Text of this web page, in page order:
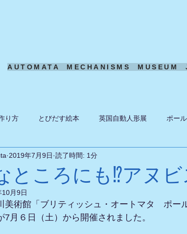
AUTOMATA MECHANISMS MUSEUM
り方 とびだす絵本 英国自動人形展 ポー
ドローン ある日の風景
ところにも⁉アヌ
2019年7月9日 読了時間: 1分
10月9日
美術館「ブリティッシュ・オートマタ　ポー
7月６日（土）から開催されました。